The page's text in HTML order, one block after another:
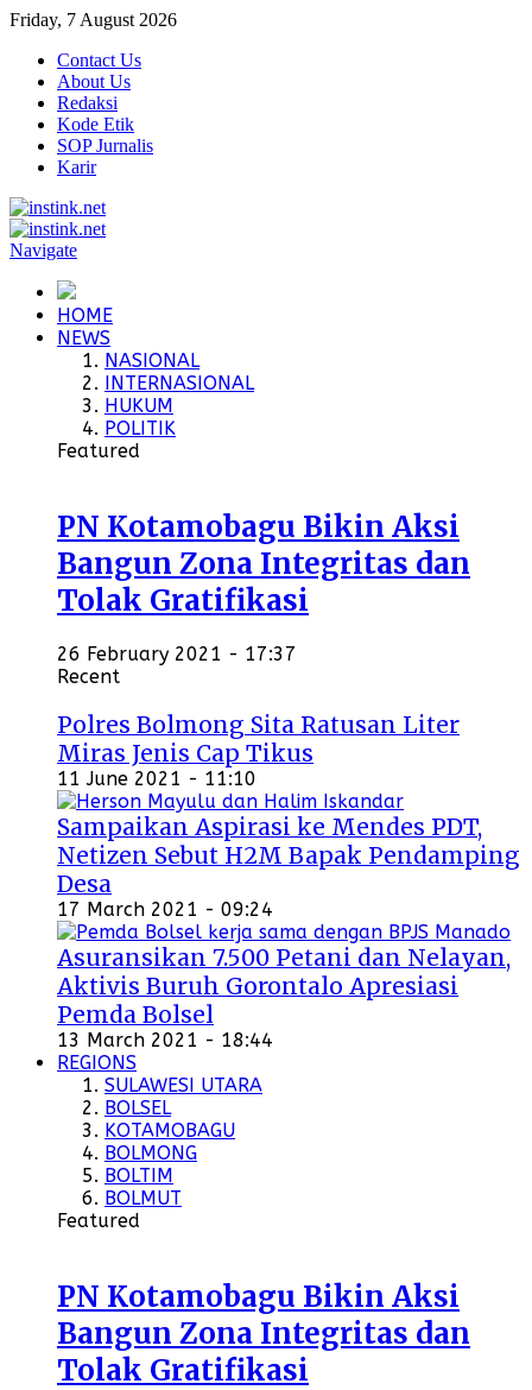
Friday, 7 August 2026
Contact Us
About Us
Redaksi
Kode Etik
SOP Jurnalis
Karir
Navigate
HOME
NEWS
NASIONAL
INTERNASIONAL
HUKUM
POLITIK
Featured
PN Kotamobagu Bikin Aksi
Bangun Zona Integritas dan
Tolak Gratifikasi
26 February 2021 - 17:37
Recent
Polres Bolmong Sita Ratusan Liter
Miras Jenis Cap Tikus
11 June 2021 - 11:10
Sampaikan Aspirasi ke Mendes PDT,
Netizen Sebut H2M Bapak Pendamping
Desa
17 March 2021 - 09:24
Asuransikan 7.500 Petani dan Nelayan,
Aktivis Buruh Gorontalo Apresiasi
Pemda Bolsel
13 March 2021 - 18:44
REGIONS
SULAWESI UTARA
BOLSEL
KOTAMOBAGU
BOLMONG
BOLTIM
BOLMUT
Featured
PN Kotamobagu Bikin Aksi
Bangun Zona Integritas dan
Tolak Gratifikasi